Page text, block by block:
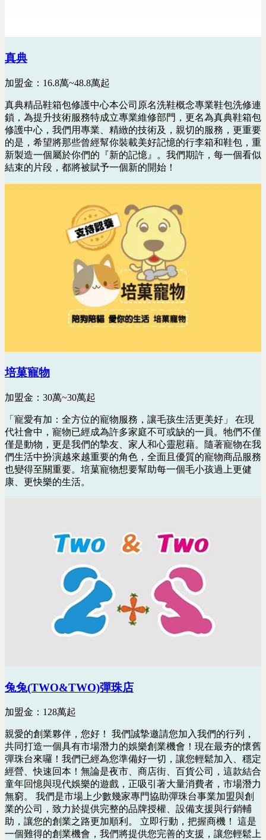
真典
加盟金：16.8萬~48.8萬起
真典精品鞋箱包修護中心本公司原名洗鞋概念專業鞋包洗修連
鎖，為提升技術服務特成立專業維修部門，更名為真典鞋箱包
修護中心，我們用專業、精緻的技術及，親切的服務，更重要
的是，希望將那些曾經幫你裝載美好記憶的行李箱和鞋包，重
新製造一個屬於你們的『新的記憶』。我們期許，每一個看似
結束的片段，都將被賦予一個新的開始！
培菓寵物
加盟金：30萬~30萬起
「寵愛有加：全方位的寵物服務，讓毛孩生活更美好」 在現
代社會中，寵物已經成為許多家庭不可或缺的一員。牠們不僅
僅是動物，更是我們的摯友、家人和心靈慰藉。隨著寵物在我
們生活中扮演越來越重要的角色，全面且優質的寵物商品服務
也變得至關重要。培菓寵物想要幫助每一個毛小孩過上更健
康、更快樂的生活。
兔兔(TWO&TWO)彈珠店
加盟金：128萬起
親愛的創業夥伴，您好！ 我們誠摯邀請您加入我們的行列，
共同打造一個具有市場潛力的娛樂創業機會！現在最夯的懷舊
彈珠台來囉！我們已經為您準備好一切，讓您輕鬆加入、穩定
經營、快速回本！無論是夜市、商店街、百貨公司，這款結合
童年回憶與現代娛樂的遊戲，正吸引著大量消費者，市場潛力
無窮。 我們是市場上少數幾家專門協助彈珠台事業加盟與創
業的公司，致力於提供完整的品牌授權、設備支援與行銷輔
助，讓您的創業之路更加順利。 立即行動，把握商機！ 這是
一個難得的創業機會，我們將提供您完善的支援，讓您輕鬆上